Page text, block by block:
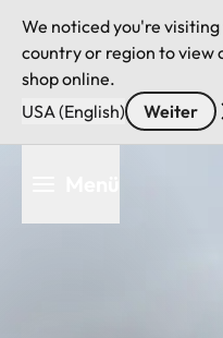
We noticed you're
country or region to view
shop online.
USA (English)
Weiter